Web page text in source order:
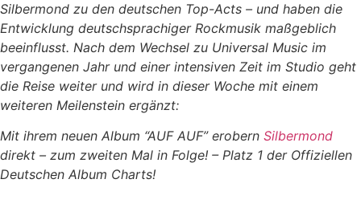
Silbermond zu den deutschen Top-Acts – und haben die
Entwicklung deutschsprachiger Rockmusik maßgeblich
beeinflusst. Nach dem Wechsel zu Universal Music im
vergangenen Jahr und einer intensiven Zeit im Studio geht
die Reise weiter und wird in dieser Woche mit einem
weiteren Meilenstein ergänzt:
Mit ihrem neuen Album “AUF AUF” erobern Silbermond
direkt – zum zweiten Mal in Folge! – Platz 1 der Offiziellen
Deutschen Album Charts!